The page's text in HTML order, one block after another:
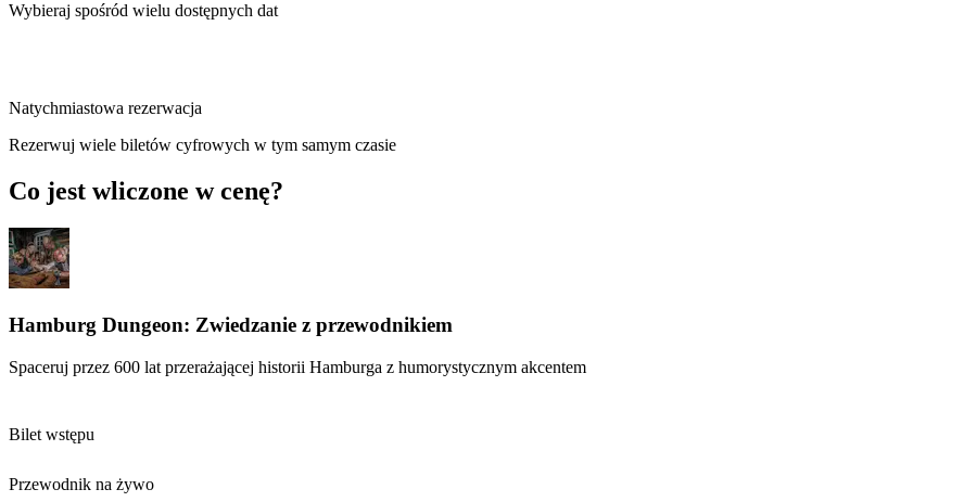
Wybieraj spośród wielu dostępnych dat
Natychmiastowa rezerwacja
Rezerwuj wiele biletów cyfrowych w tym samym czasie
Co jest wliczone w cenę?
Hamburg Dungeon: Zwiedzanie z przewodnikiem
Spaceruj przez 600 lat przerażającej historii Hamburga z humorystycznym akcentem
Bilet wstępu
Przewodnik na żywo